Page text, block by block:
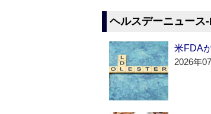
ヘルスデーニュース
米FDA
2026年